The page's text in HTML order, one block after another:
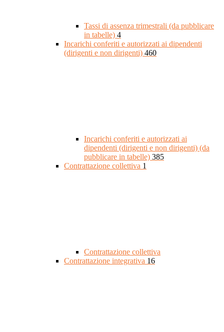
Tassi di assenza trimestrali (da pubblicare
in tabelle) 4
Incarichi conferiti e autorizzati ai dipendenti
(dirigenti e non dirigenti) 460
Incarichi conferiti e autorizzati ai
dipendenti (dirigenti e non dirigenti) (da
pubblicare in tabelle) 385
Contrattazione collettiva 1
Contrattazione collettiva
Contrattazione integrativa 16